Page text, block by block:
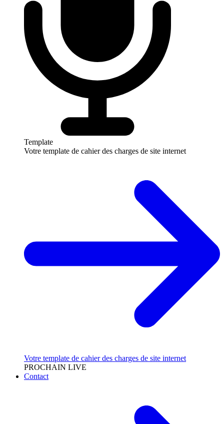
Template
Votre template de cahier des charges de site internet
Votre template de cahier des charges de site internet
PROCHAIN LIVE
Contact